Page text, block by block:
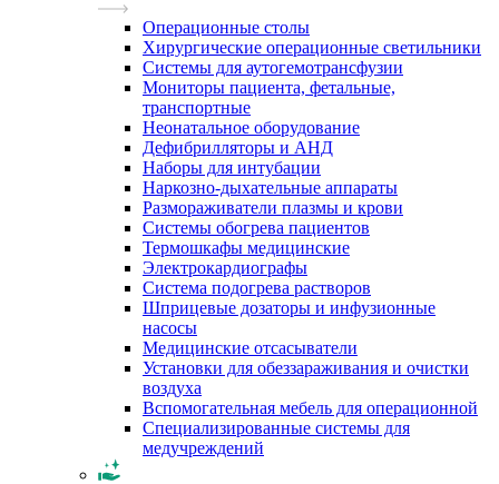
Операционные столы
Хирургические операционные светильники
Системы для аутогемотрансфузии
Мониторы пациента, фетальные,
транспортные
Неонатальное оборудование
Дефибрилляторы и АНД
Наборы для интубации
Наркозно-дыхательные аппараты
Размораживатели плазмы и крови
Системы обогрева пациентов
Термошкафы медицинские
Электрокардиографы
Cистема подогрева растворов
Шприцевые дозаторы и инфузионные
насосы
Медицинские отсасыватели
Установки для обеззараживания и очистки
воздуха
Вспомогательная мебель для операционной
Специализированные системы для
медучреждений